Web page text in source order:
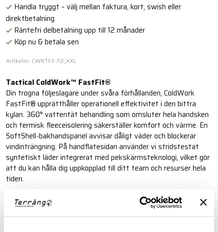
Handla tryggt – välj mellan faktura, kort, swish eller
direktbetalning
Räntefri delbetalning upp till 12 månader
Köp nu & betala sen
Artikelnr: CWKTFF-72_XXL
Tactical ColdWork™ FastFit®
Din trogna följeslagare under svåra förhållanden, ColdWork
FastFit® upprätthåller operationell effektivitet i den bittra
kylan. 360° vattentät behandling som omsluter hela handsken
och termisk fleeceisolering säkerställer komfort och värme. En
SoftShell-bakhandspanel avvisar dåligt väder och blockerar
vindinträngning. På handflatesidan använder vi stridstestat
syntetiskt läder integrerat med pekskärmsteknologi, vilket gör
att du kan hålla dig uppkopplad till ditt team och resurser hela
tiden.
Läs mer